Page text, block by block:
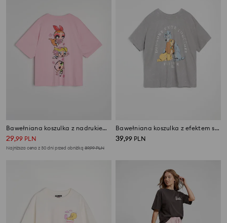
Bawełniana koszulka z nadrukiem The Powerpuff Girls
29,99 PLN
Najniższa cena z 30 dni przed obniżką 39,99PLN
Bawełniana koszulka z efektem sprania i nadrukiem Disney
39,99 PLN